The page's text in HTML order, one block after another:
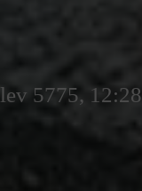
5775, 12:28